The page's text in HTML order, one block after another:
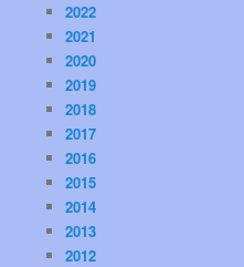
2022
2021
2020
2019
2018
2017
2016
2015
2014
2013
2012